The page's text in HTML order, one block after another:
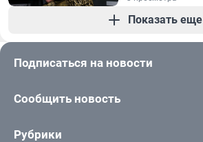
Показать еще
Подписаться на новости
Сообщить новость
Рубрики